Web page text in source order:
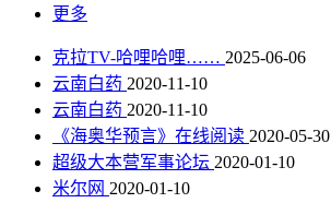
更多
克拉TV-哈哩哈哩…… 2025-06-06
云南白药 2020-11-10
云南白药 2020-11-10
《海奥华预言》在线阅读 2020-05-30
超级大本营军事论坛 2020-01-10
米尔网 2020-01-10